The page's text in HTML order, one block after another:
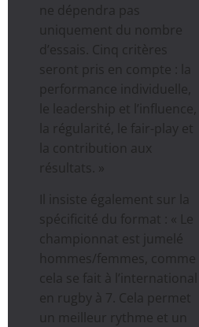
ne dépendra pas
uniquement du nombre
d’essais. Cinq critères
seront pris en compte : la
performance individuelle,
le leadership et l’influence,
la régularité, le fair-play et
la contribution aux
résultats. »
Il insiste également sur la
spécificité du format : « Le
championnat est jumelé
hommes/femmes, comme
cela se fait à l’international
en rugby à 7. Cela permet
un meilleur rythme et un